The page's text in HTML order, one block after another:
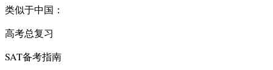
类似于中国：
高考总复习
SAT备考指南